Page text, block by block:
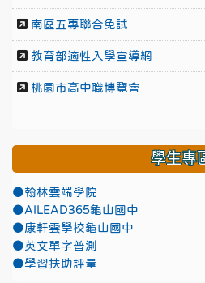
南區五專聯合免試
教育部適性入學宣導網
桃園市高中職博覽會
學生專
●翰林雲端學院
●AILEAD365龜山國中
●康軒雲學校龜山國中
●英文單字普測
●學習扶助評量